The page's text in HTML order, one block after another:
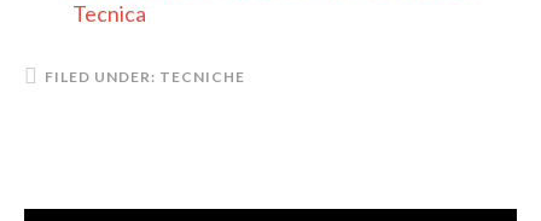
Tecnica
FILED UNDER: TECNICHE